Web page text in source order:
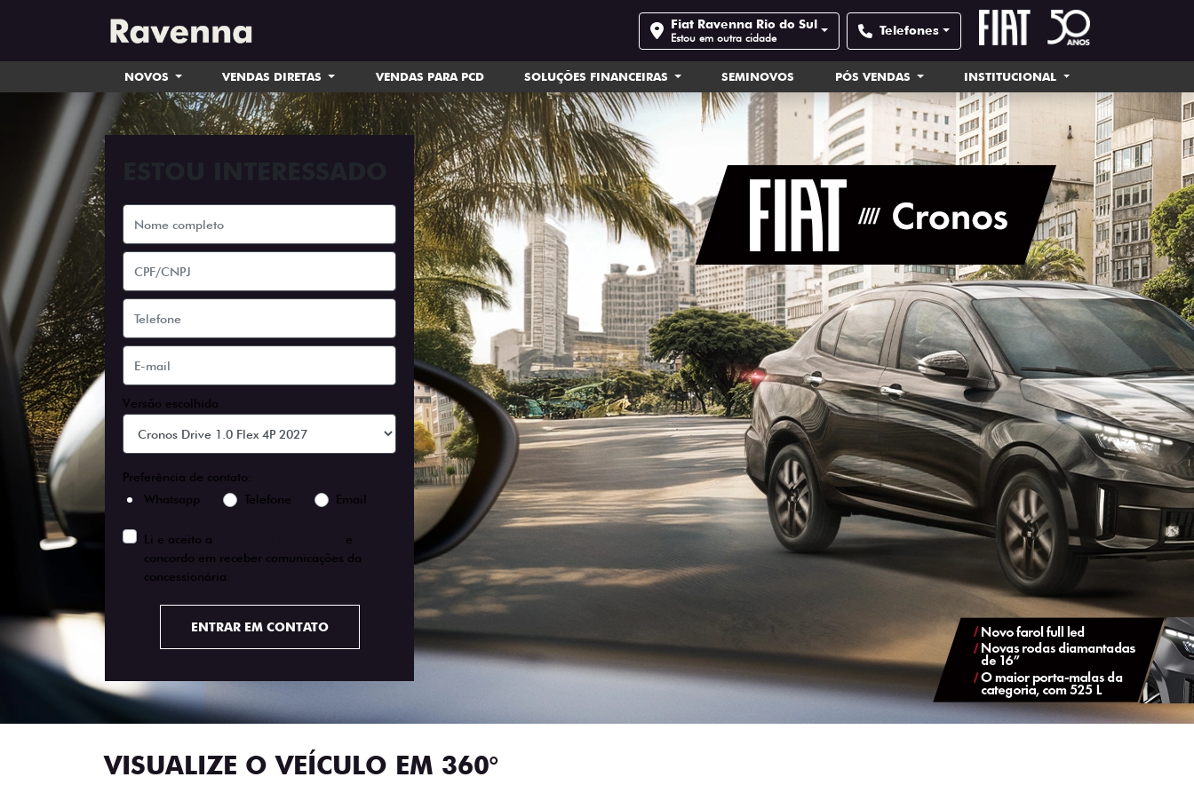
Fiat Ravenna Rio do Sul
Estou em outra cidade Telefones
NOVOS VENDAS DIRETAS VENDAS PARA PCD SOLUÇÕES FINANCEIRAS SEMINOVOS PÓS VENDAS INSTITUCIONAL
Versão escolhida
Preferência de contato:
Whatsapp
Telefone Email
Li e aceito a
e
concordo em receber comunicações da
concessionária.
ENTRAR EM CONTATO
VISUALIZE O VEÍCULO EM 360°